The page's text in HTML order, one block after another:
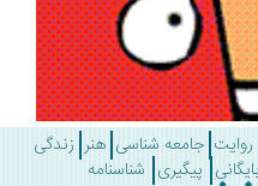
جامعه شناسی هنر زندگی
پیگیری شناسنامه